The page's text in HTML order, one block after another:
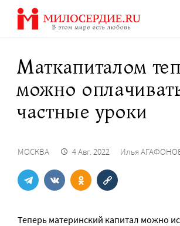
Перейти
содержанию
Маткапиталом
можно
частные уроки
МОСКВА 4 Авг. 2022 Илья
Теперь материнский капитал можно